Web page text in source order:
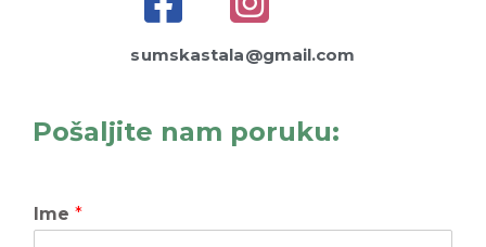
sumskastala@gmail.com
Pošaljite nam poruku:
Ime *